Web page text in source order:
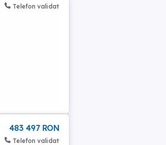
Telefon validat
483 497 RON
Telefon validat